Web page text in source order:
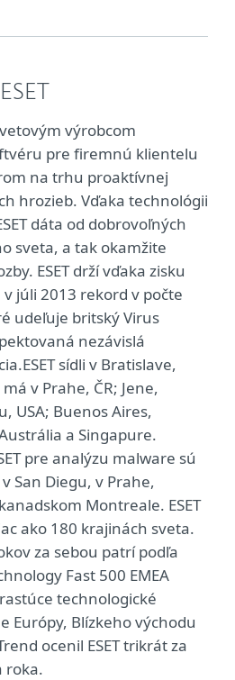
výrobcom
pre firemnú klientelu
na trhu proaktívnej
hrozieb. Vďaka technológii
dáta od dobrovoľných
sveta, a tak okamžite
ESET drží vďaka zisku
júli 2013 rekord v počte
udeľuje britský Virus
nezávislá
sídli v Bratislave,
v Prahe, ČR; Jene,
USA; Buenos Aires,
a Singapure.
pre analýzu malware sú
San Diegu, v Prahe,
Montreale. ESET
ako 180 krajinách sveta.
za sebou patrí podľa
Fast 500 EMEA
technologické
Európy, Blízkeho východu
ocenil ESET trikrát za
roka.